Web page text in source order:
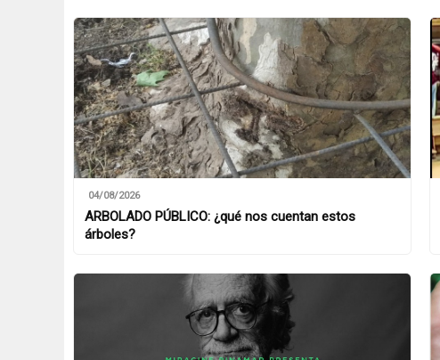
04/08/2026
ARBOLADO PÚBLICO: ¿qué nos cuentan estos
árboles?